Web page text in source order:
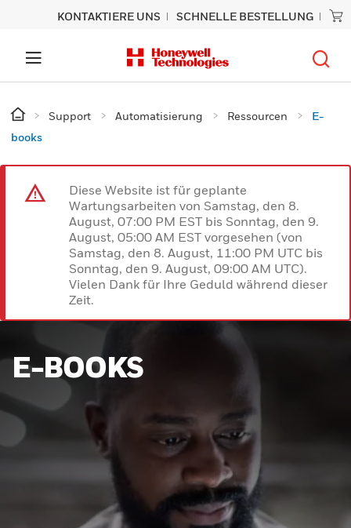
KONTAKTIERE UNS SCHNELLE BESTELLUNG
Support Automatisierung Ressourcen
E-
books
Diese Website ist für geplante
Wartungsarbeiten von Samstag, den 8.
August, 07:00 PM EST bis Sonntag, den 9.
August, 05:00 AM EST vorgesehen (von
Samstag, den 8. August, 11:00 PM UTC bis
Sonntag, den 9. August, 09:00 AM UTC).
Vielen Dank für Ihre Geduld während dieser
Zeit.
E-BOOKS